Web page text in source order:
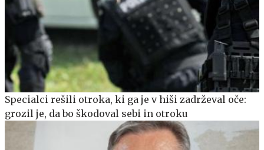
Specialci rešili otroka, ki ga je v hiši zadrževal oče:
grozil je, da bo škodoval sebi in otroku